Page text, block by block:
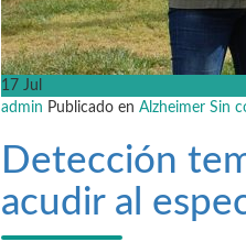
17 Jul
admin Publicado en Alzheimer Sin
Detección
acudir al